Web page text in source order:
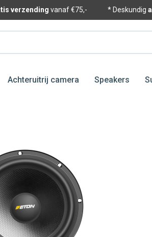
verzending vanaf €75,- * Deskundig
Achteruitrij camera Speakers